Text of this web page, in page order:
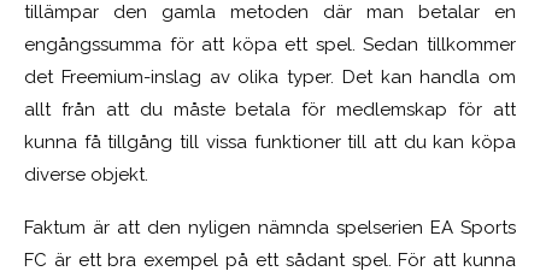
tillämpar den gamla metoden där man betalar en
engångssumma för att köpa ett spel. Sedan tillkommer
det Freemium-inslag av olika typer. Det kan handla om
allt från att du måste betala för medlemskap för att
kunna få tillgång till vissa funktioner till att du kan köpa
diverse objekt.
Faktum är att den nyligen nämnda spelserien EA Sports
FC är ett bra exempel på ett sådant spel. För att kunna